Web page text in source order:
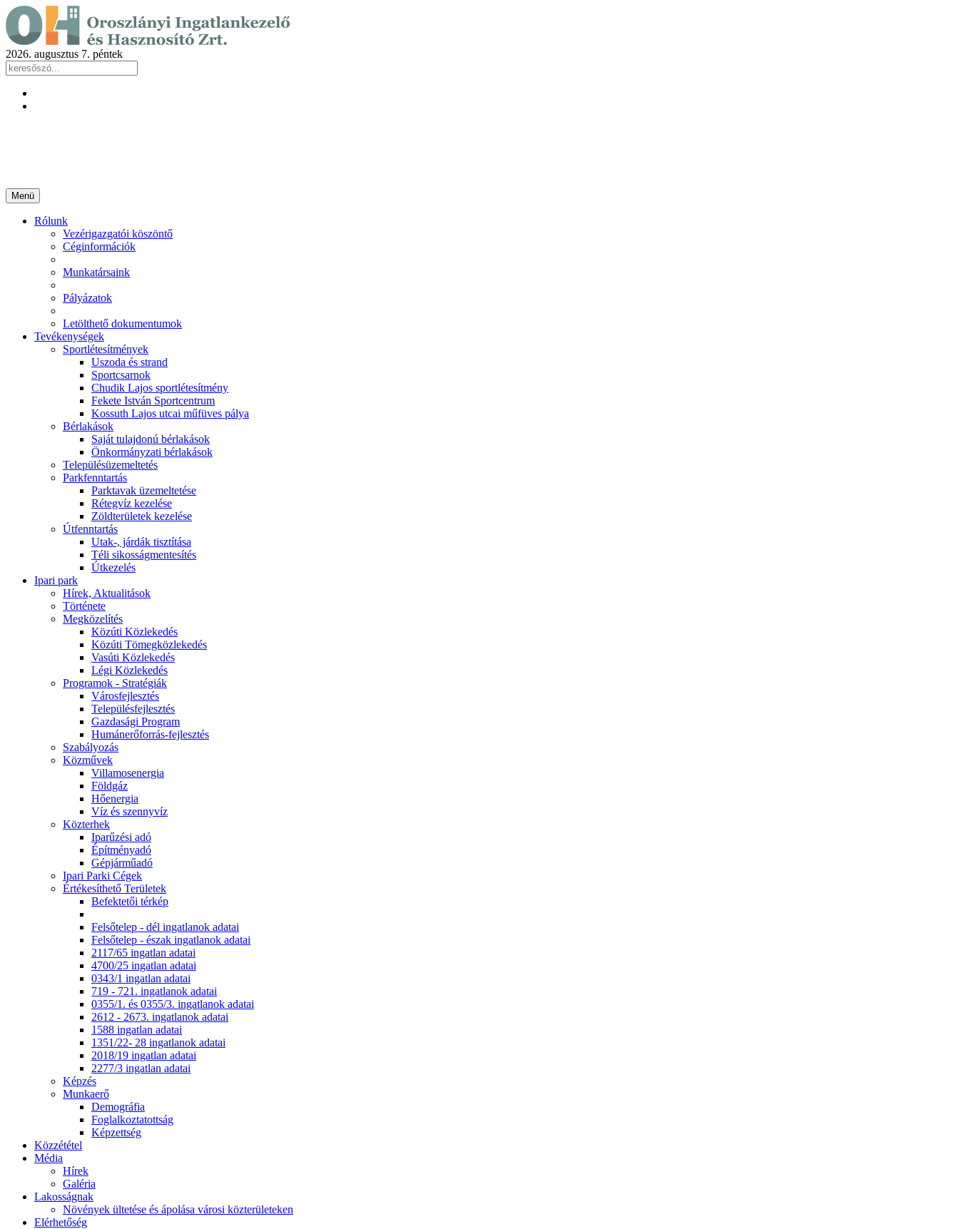
2026. augusztus 7. péntek
Menü
Rólunk
Vezérigazgatói köszöntő
Céginformációk
Munkatársaink
Pályázatok
Letölthető dokumentumok
Tevékenységek
Sportlétesítmények
Uszoda és strand
Sportcsarnok
Chudik Lajos sportlétesítmény
Fekete István Sportcentrum
Kossuth Lajos utcai műfüves pálya
Bérlakások
Saját tulajdonú bérlakások
Önkormányzati bérlakások
Településüzemeltetés
Parkfenntartás
Parktavak üzemeltetése
Rétegvíz kezelése
Zöldterületek kezelése
Útfenntartás
Utak-, járdák tisztítása
Téli sikosságmentesítés
Útkezelés
Ipari park
Hírek, Aktualitások
Története
Megközelítés
Közúti Közlekedés
Közúti Tömegközlekedés
Vasúti Közlekedés
Légi Közlekedés
Programok - Stratégiák
Városfejlesztés
Településfejlesztés
Gazdasági Program
Humánerőforrás-fejlesztés
Szabályozás
Közművek
Villamosenergia
Földgáz
Hőenergia
Víz és szennyvíz
Közterhek
Iparűzési adó
Építményadó
Gépjárműadó
Ipari Parki Cégek
Értékesíthető Területek
Befektetői térkép
Felsőtelep - dél ingatlanok adatai
Felsőtelep - észak ingatlanok adatai
2117/65 ingatlan adatai
4700/25 ingatlan adatai
0343/1 ingatlan adatai
719 - 721. ingatlanok adatai
0355/1. és 0355/3. ingatlanok adatai
2612 - 2673. ingatlanok adatai
1588 ingatlan adatai
1351/22- 28 ingatlanok adatai
2018/19 ingatlan adatai
2277/3 ingatlan adatai
Képzés
Munkaerő
Demográfia
Foglalkoztatottság
Képzettség
Közzététel
Média
Hírek
Galéria
Lakosságnak
Növények ültetése és ápolása városi közterületeken
Elérhetőség